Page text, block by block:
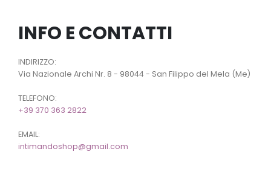
INFO E CONTATTI
INDIRIZZO:
Via Nazionale Archi Nr. 8 - 98044 - San Filippo del Mela (Me)
TELEFONO:
+39 370 363 2822
EMAIL:
intimandoshop@gmail.com